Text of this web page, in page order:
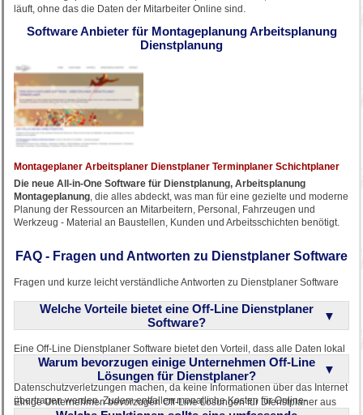
läuft, ohne das die Daten der Mitarbeiter Online sind.
Software Anbieter für Montageplanung Arbeitsplanung
Dienstplanung
Montageplaner Arbeitsplaner Dienstplaner Terminplaner Schichtplaner
Die neue All-in-One Software für Dienstplanung, Arbeitsplanung
Montageplanung, die alles abdeckt, was man für eine gezielte und moderne
Planung der Ressourcen an Mitarbeitern, Personal, Fahrzeugen und
Werkzeug - Material an Baustellen, Kunden und Arbeitsschichten benötigt.
FAQ - Fragen und Antworten zu Dienstplaner Software
Fragen und kurze leicht verständliche Antworten zu Dienstplaner Software
Welche Vorteile bietet eine Off-Line Dienstplaner
Software?
Eine Off-Line Dienstplaner Software bietet den Vorteil, dass alle Daten lokal
auf den Firmenrechnern gespeichert werden, was die Datensicherheit
erhöht. Unternehmen müssen sich keine Sorgen über
Datenschutzverletzungen machen, da keine Informationen über das Internet
übertragen werden. Zudem entfallen monatliche Kosten für Online-
Warum bevorzugen einige Unternehmen Off-Line
Lösungen für Dienstplaner?
Einige Unternehmen bevorzugen Off-Line Lösungen für Dienstplaner aus